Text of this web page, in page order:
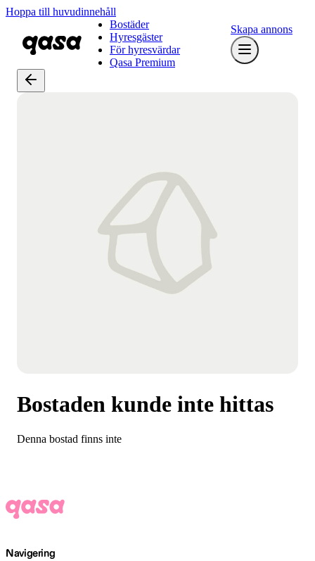
Hoppa till huvudinnehåll
Bostäder
Hyresgäster
För hyresvärdar
Qasa Premium
Skapa annons
Bostaden kunde inte hittas
Denna bostad finns inte
Navigering